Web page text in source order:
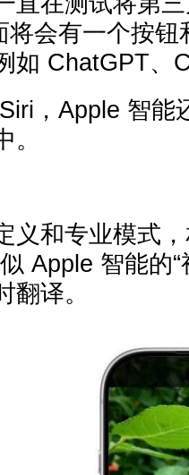
将会有一个按
如 ChatGPT、
，Apple 智能
。
义和专业模式
Apple 智能的
翻译。